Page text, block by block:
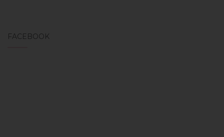
FACEBOOK